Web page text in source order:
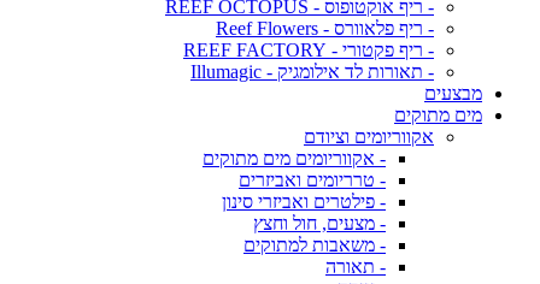
- ריף אוקטופוס - REEF OCTOPUS
- ריף פלאוורס - Reef Flowers
- ריף פקטורי - REEF FACTORY
- תאורות לד אילומגיק - Illumagic
מבצעים
מים מתוקים
אקווריומים וציודם
- אקווריומים מים מתוקים
- טרריומים ואביזרים
- פילטרים ואביזרי סינון
- מצעים, חול וחצץ
- משאבות למתוקים
- תאורה